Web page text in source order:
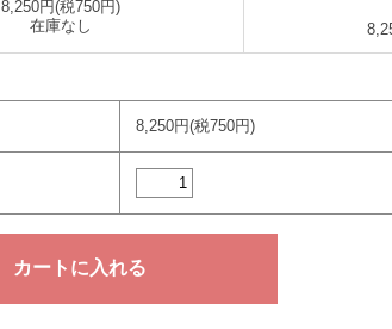
8,250円(税750円)
在庫なし
8,250円(税750円)